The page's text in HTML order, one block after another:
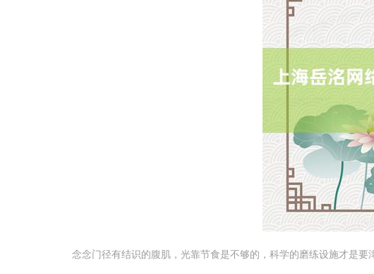
念念门径有结识的腹肌，光靠节食是不够的，科学的磨练设施才是